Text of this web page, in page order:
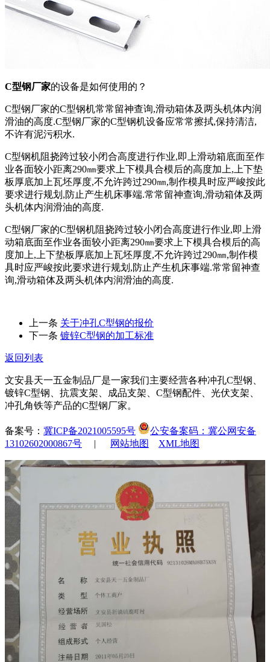
C型钢厂家的设备是如何使用的？
C型钢厂家的C型钢机常常留神查询,滑动箱体及两头机体内润
滑油的高度.C型钢厂家的C型钢机设备应常常擦拭,保持清洁,
不许有泥污积水.
C型钢机阻挠跨过较小闭合高度进行作业,即上滑动箱底面至作
业各面较小距离290㎜要求上下模具合模后的高度加上,上下垫
板厚底加上瓦坯厚度,不允许跨过290㎜,制作模具时应严峻按此
要求进行规划,防止产生机床事端.常常留神查询,滑动箱体及两
头机体内润滑油的高度.
C型钢厂家的C型钢机阻挠跨过较小闭合高度进行作业,即上滑
动箱底面至作业各面较小距离290㎜要求上下模具合模后的高
度加上,上下垫板厚底加上瓦坯厚度,不允许跨过290㎜,制作模
具时应严峻按此要求进行规划,防止产生机床事端.常常留神查
询,滑动箱体及两头机体内润滑油的高度.
上一条 关于冲孔C型钢的报价
下一条 镀锌C型钢的加工标准
返回列表
文安县天一五金制品厂是一家我们主要经营各种冲孔C型钢、
镀锌C型钢、抗震支架、成品支架、C型钢配件、光伏支架、
冲孔角铁等产品的C型钢厂家。
备案号： 冀ICP备2021005595号
公安备案码：冀公网安备
13102602000867号 | 网站地图 XML地图